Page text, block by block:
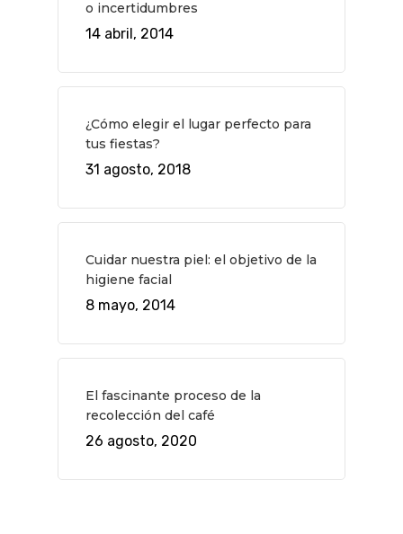
o incertidumbres
14 abril, 2014
¿Cómo elegir el lugar perfecto para
tus fiestas?
31 agosto, 2018
Cuidar nuestra piel: el objetivo de la
higiene facial
8 mayo, 2014
El fascinante proceso de la
recolección del café
26 agosto, 2020
Museos Y
Teatro
Música
Restaurantes
Rutas Por Madrid
Gastro
BEAUTY